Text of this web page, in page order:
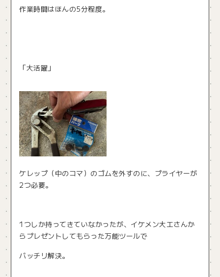
作業時間はほんの5分程度。
「大活躍」
ケレップ（中のコマ）のゴムを外すのに、プライヤーが
2つ必要。
1つしか持ってきていなかったが、イケメン大工さんか
らプレゼントしてもらった万能ツールで
バッチリ解決。